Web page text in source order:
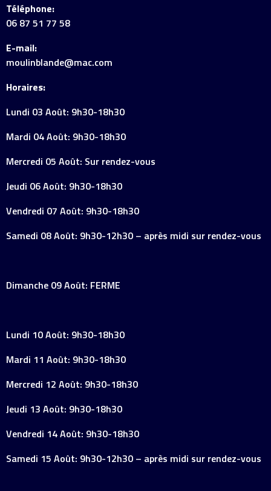
Téléphone:
06 87 51 77 58
E-mail:
moulinblande@mac.com
Horaires:
Lundi 03 Août: 9h30-18h30
Mardi 04 Août: 9h30-18h30
Mercredi 05 Août: Sur rendez-vous
Jeudi 06 Août: 9h30-18h30
Vendredi 07 Août: 9h30-18h30
Samedi 08 Août: 9h30-12h30 – après midi sur rendez-vous
Dimanche 09 Août: FERME
Lundi 10 Août: 9h30-18h30
Mardi 11 Août: 9h30-18h30
Mercredi 12 Août: 9h30-18h30
Jeudi 13 Août: 9h30-18h30
Vendredi 14 Août: 9h30-18h30
Samedi 15 Août: 9h30-12h30 – après midi sur rendez-vous